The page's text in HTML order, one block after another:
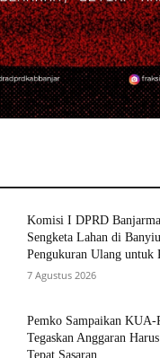
Komisi I DPRD
Sengketa Lahan di
Pengukuran Ulang untuk
7 Agustus 2026
Pemko Sampaikan
Tegaskan Anggaran
Tepat Sasaran